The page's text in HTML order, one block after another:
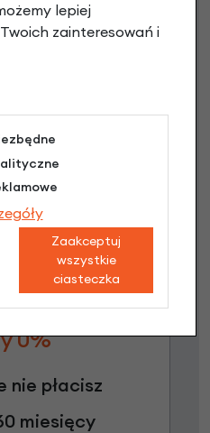
płacisz
miesięcy
0%
nie płacisz
miesięcy
lepiej
zainteresowań i
Zaakceptuj
wszystkie
ciasteczka